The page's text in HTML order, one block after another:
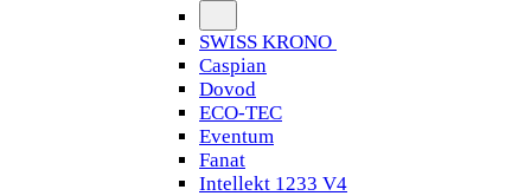
SWISS KRONO
Caspian
Dovod
ECO-TEC
Eventum
Fanat
Intellekt 1233 V4